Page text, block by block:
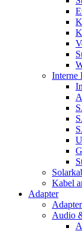
Interne
Kabel
Adapter
Audio